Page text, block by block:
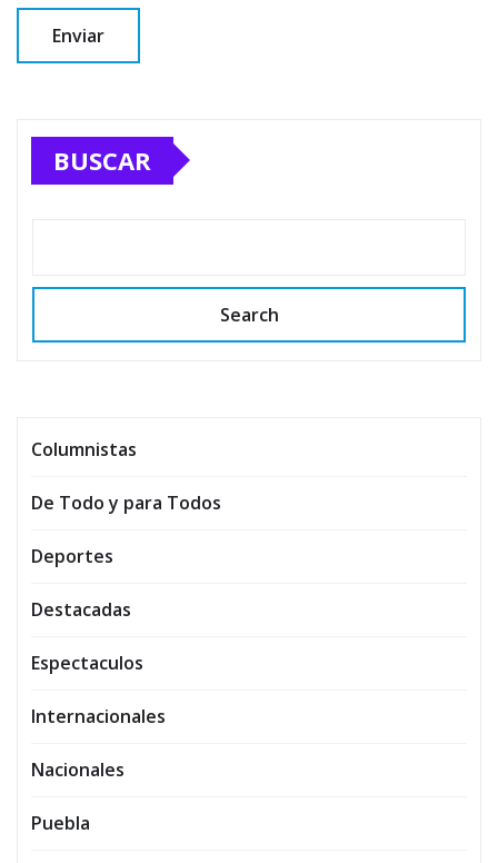
BUSCAR
Search
Columnistas
De Todo y para Todos
Deportes
Destacadas
Espectaculos
Internacionales
Nacionales
Puebla